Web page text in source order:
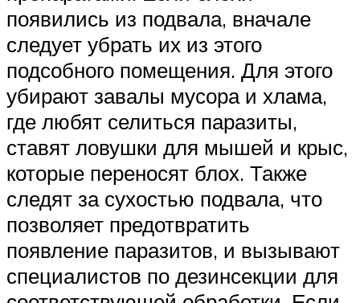
появились из подвала, вначале
следует убрать их из этого
подсобного помещения. Для этого
убирают завалы мусора и хлама,
где любят селиться паразиты,
ставят ловушки для мышей и крыс,
которые переносят блох. Также
следят за сухостью подвала, что
позволяет предотвратить
появление паразитов, и вызывают
специалистов по дезинсекции для